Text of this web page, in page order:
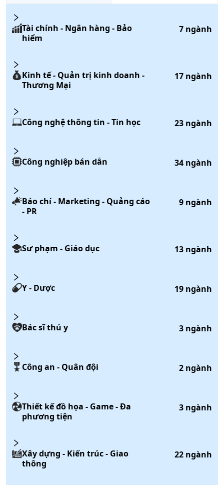
Tài chính - Ngân hàng - Bảo
hiểm
7 ngành
Kinh tế - Quản trị kinh doanh -
Thương Mại
17 ngành
Công nghệ thông tin - Tin học 23 ngành
Công nghiệp bán dẫn 34 ngành
Báo chí - Marketing - Quảng cáo
- PR
9 ngành
Sư phạm - Giáo dục 13 ngành
Y - Dược 19 ngành
Bác sĩ thú y 3 ngành
Công an - Quân đội 2 ngành
Thiết kế đồ họa - Game - Đa
phương tiện
3 ngành
Xây dựng - Kiến trúc - Giao
thông
22 ngành